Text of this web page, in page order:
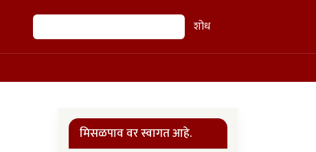
शोध शोध
मिसळपाव वर स्वागत आहे.